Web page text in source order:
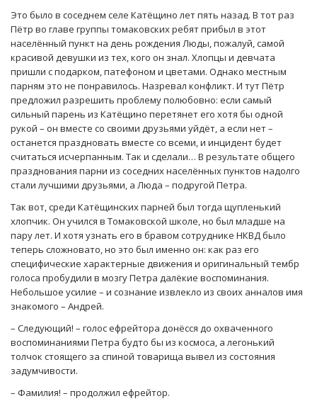
Это было в соседнем селе Катёщино лет пять назад. В тот раз
Пётр во главе группы томаковских ребят прибыл в этот
населённый пункт на день рождения Люды, пожалуй, самой
красивой девушки из тех, кого он знал. Хлопцы и девчата
пришли с подарком, патефоном и цветами. Однако местным
парням это не понравилось. Назревал конфликт. И тут Пётр
предложил разрешить проблему полюбовно: если самый
сильный парень из Катёщино перетянет его хотя бы одной
рукой – он вместе со своими друзьями уйдёт, а если нет –
останется праздновать вместе со всеми, и инцидент будет
считаться исчерпанным. Так и сделали… В результате общего
празднования парни из соседних населённых пунктов надолго
стали лучшими друзьями, а Люда – подругой Петра.
Так вот, среди Катёщинских парней был тогда щупленький
хлопчик. Он учился в Томаковской школе, но был младше на
пару лет. И хотя узнать его в бравом сотруднике НКВД было
теперь сложновато, но это был именно он: как раз его
специфические характерные движения и оригинальный тембр
голоса пробудили в мозгу Петра далёкие воспоминания.
Небольшое усилие – и сознание извлекло из своих анналов имя
знакомого – Андрей.
– Следующий! – голос ефрейтора донёсся до охваченного
воспоминаниями Петра будто бы из космоса, а легонький
толчок стоящего за спиной товарища вывел из состояния
задумчивости.
– Фамилия! – продолжил ефрейтор.